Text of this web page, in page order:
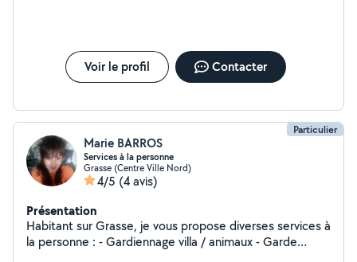
Voir le profil Contacter
Particulier
Marie BARROS
Services à la personne
Grasse (Centre Ville Nord)
4/5 (4 avis)
Présentation
Habitant sur Grasse, je vous propose diverses services à
la personne : - Gardiennage villa / animaux - Garde